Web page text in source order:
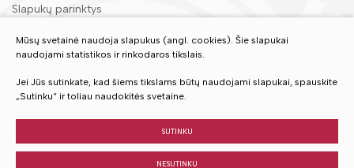
Slapukų parinktys
Įvertinkite mūsų paslaugas
Mūsų svetainė naudoja slapukus (angl. cookies). Šie slapukai
naudojami statistikos ir rinkodaros tikslais.
Jei Jūs sutinkate, kad šiems tikslams būtų naudojami slapukai, spauskite
„Sutinku“ ir toliau naudokitės svetaine.
SUTINKU
NESUTINKU